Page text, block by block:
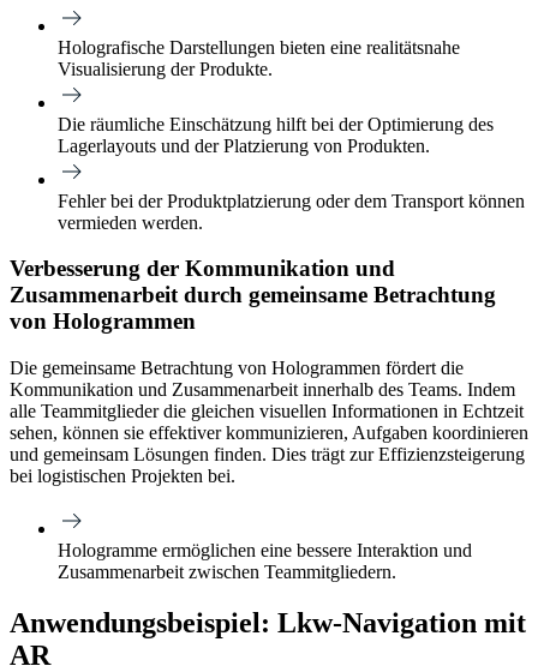
Holografische Darstellungen bieten eine realitätsnahe
Visualisierung der Produkte.
Die räumliche Einschätzung hilft bei der Optimierung des
Lagerlayouts und der Platzierung von Produkten.
Fehler bei der Produktplatzierung oder dem Transport können
vermieden werden.
Verbesserung der Kommunikation und
Zusammenarbeit durch gemeinsame Betrachtung
von Hologrammen
Die gemeinsame Betrachtung von Hologrammen fördert die
Kommunikation und Zusammenarbeit innerhalb des Teams. Indem
alle Teammitglieder die gleichen visuellen Informationen in Echtzeit
sehen, können sie effektiver kommunizieren, Aufgaben koordinieren
und gemeinsam Lösungen finden. Dies trägt zur Effizienzsteigerung
bei logistischen Projekten bei.
Hologramme ermöglichen eine bessere Interaktion und
Zusammenarbeit zwischen Teammitgliedern.
Anwendungsbeispiel: Lkw-Navigation mit
AR